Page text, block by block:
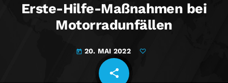
Erste-Hilfe-Maßnahmen bei
Motorradunfällen
today 20. MAI 2022
share
email